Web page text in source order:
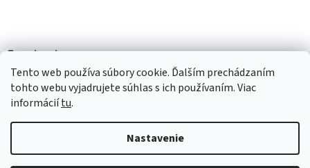
Tento web používa súbory cookie. Ďalším prechádzaním
tohto webu vyjadrujete súhlas s ich používaním. Viac
informáciítu.
Nastavenie
Facebook
Vytvoril Shoptet